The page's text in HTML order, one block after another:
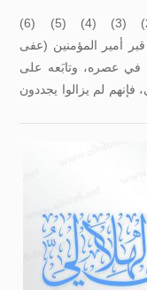
مناظرة في مسألة القبور والمشاهد: (1) (2) (3) (4) (5) (6)
أمير المؤمنين (عفى
في عصره، وتابَعه على
فإنهم لم يزالوا يجددون